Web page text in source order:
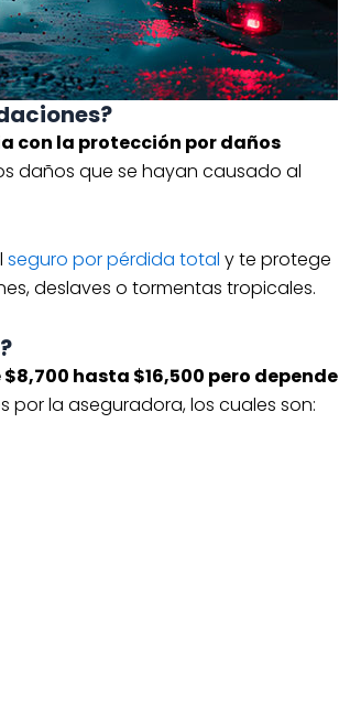
con la protección por daños
daños que se hayan causado al
seguro por pérdida total y te protege
deslaves o tormentas tropicales.
hasta $16,500 pero depende
la aseguradora, los cuales son: